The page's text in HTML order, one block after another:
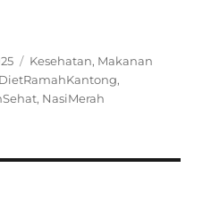
Categories
Kesehatan, Makanan
DietRamahKantong,
, NasiMerah